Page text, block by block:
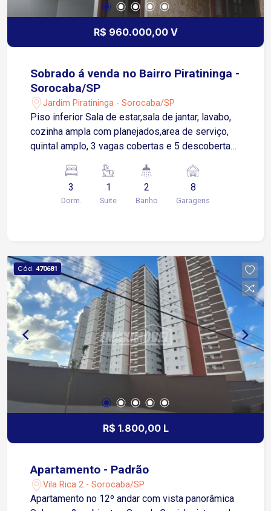
R$ 960.000,00 V
Sobrado á venda no Bairro Piratininga -
Sorocaba/SP
Jardim Piratininga - Sorocaba/SP
Piso inferior Sala de estar,sala de jantar, lavabo,
cozinha ampla com planejados,area de serviço,
quintal amplo, 3 vagas cobertas e 5 descobertas
closet, varanda e hidro e wc social
3
Dorm.
1
Suite
2
Banho
8
Garagens
Cód. 470681
R$ 1.800,00 L
Apartamento - Padrão
Vila Rica 2 - Sorocaba/SP
Apartamento no 12º andar com vista panorâmica